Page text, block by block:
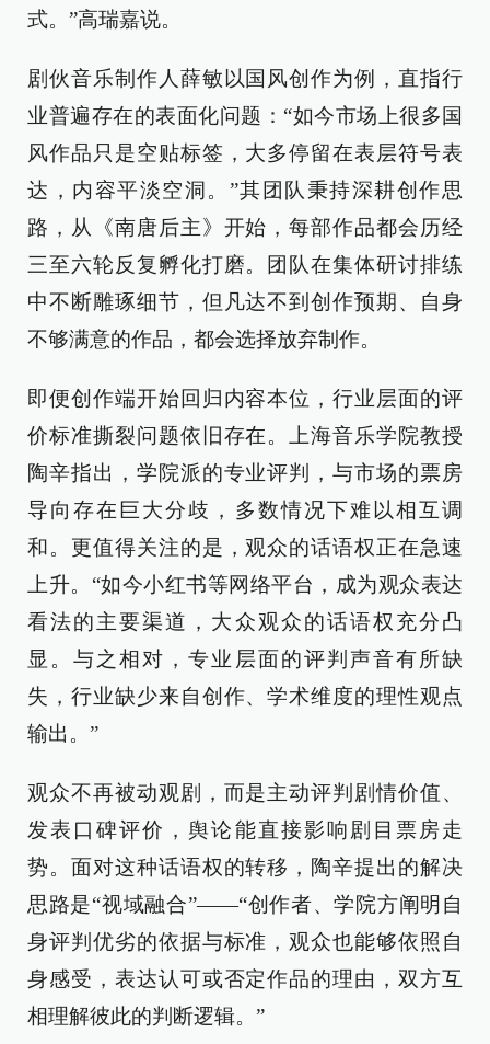
式。”高瑞嘉说。
剧伙音乐制作人薛敏以国风创作为例，直指行
业普遍存在的表面化问题：“如今市场上很多国
风作品只是空贴标签，大多停留在表层符号表
达，内容平淡空洞。”其团队秉持深耕创作思
路，从《南唐后主》开始，每部作品都会历经
三至六轮反复孵化打磨。团队在集体研讨排练
中不断雕琢细节，但凡达不到创作预期、自身
不够满意的作品，都会选择放弃制作。
即便创作端开始回归内容本位，行业层面的评
价标准撕裂问题依旧存在。上海音乐学院教授
陶辛指出，学院派的专业评判，与市场的票房
导向存在巨大分歧，多数情况下难以相互调
和。更值得关注的是，观众的话语权正在急速
上升。“如今小红书等网络平台，成为观众表达
看法的主要渠道，大众观众的话语权充分凸
显。与之相对，专业层面的评判声音有所缺
失，行业缺少来自创作、学术维度的理性观点
输出。”
观众不再被动观剧，而是主动评判剧情价值、
发表口碑评价，舆论能直接影响剧目票房走
势。面对这种话语权的转移，陶辛提出的解决
思路是“视域融合”——“创作者、学院方阐明自
身评判优劣的依据与标准，观众也能够依照自
身感受，表达认可或否定作品的理由，双方互
相理解彼此的判断逻辑。”